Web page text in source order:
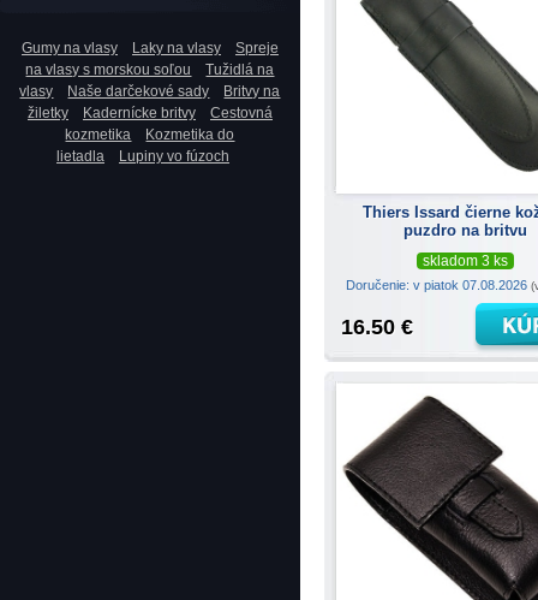
Gumy na vlasy Laky na vlasy
Spreje
na vlasy s morskou soľou
Tužidlá na
vlasy
Naše darčekové sady
Britvy na
žiletky
Kadernícke britvy
Cestovná
kozmetika
Kozmetika do
lietadla
Lupiny vo fúzoch
Thiers Issard čierne
puzdro na britvu
skladom 3 ks
Doručenie: v piatok 07.08.2026
16.50 €